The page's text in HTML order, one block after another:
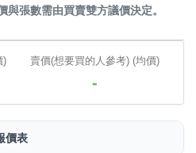
張數需由買賣雙方議價決定。
) 賣價(想要買的人參考) (均價)
-
價表